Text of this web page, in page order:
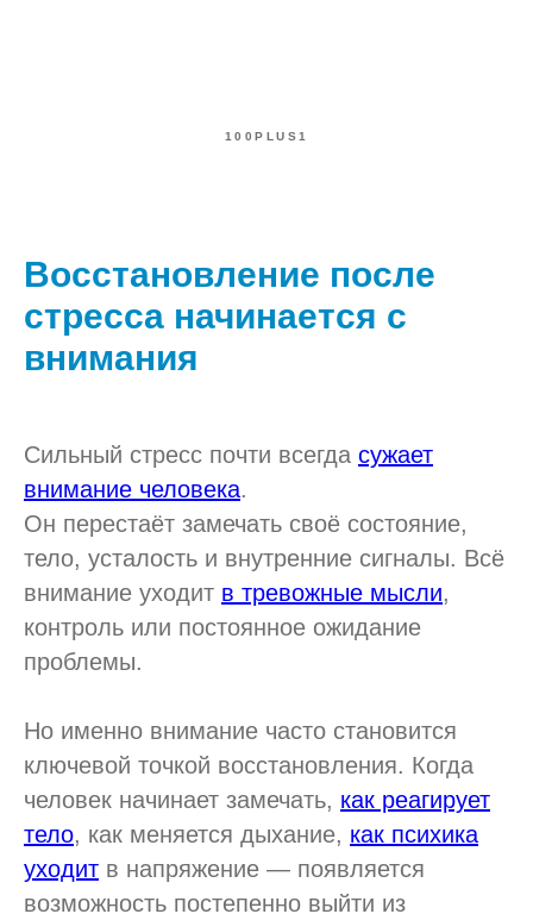
100PLUS1
Восстановление после
стресса начинается с
внимания
Сильный стресс почти всегда сужает
внимание человека.
Он перестаёт замечать своё состояние,
тело, усталость и внутренние сигналы. Всё
внимание уходит в тревожные мысли,
контроль или постоянное ожидание
проблемы.
Но именно внимание часто становится
ключевой точкой восстановления. Когда
человек начинает замечать, как реагирует
тело, как меняется дыхание, как психика
уходит в напряжение — появляется
возможность постепенно выйти из